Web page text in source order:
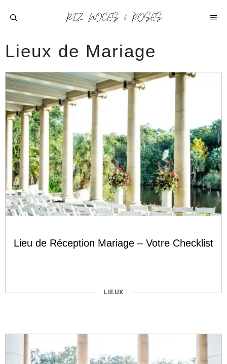
Lieux de Mariage
Lieu de Réception Mariage – Votre Checklist
CATÉGORIES
LIEUX